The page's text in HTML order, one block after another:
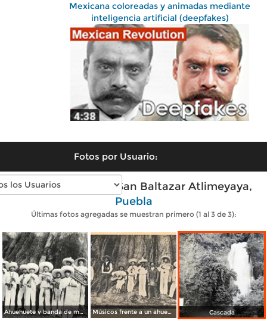
Mexicana coloreadas y animadas mediante
inteligencia artificial (deepfakes)
Fotos por Usuario:
Fotos antiguas de San Baltazar Atlimeyaya,
Puebla
Últimas fotos agregadas se muestran primero (1 al 3 de 3):
Ahuehuete y banda de música de San Baltazar Músicos frente a un ahuehuete en el pueblo de San Baltazar Atlimeyaya Cascada